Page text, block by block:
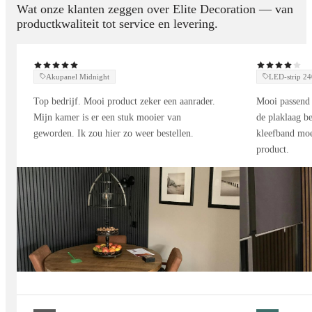
Badkamer:creëer een spa-achtige sfeer met warme
Keuken:als spatwand voor een elegante afwerking die
makkelijk schoon te maken is
Woonkamer of hal:accentmuur met een opvallend
mozaïekpatroon en natuurlijke charme
Slaapkamer:decoratieve wand die rust en warmte toevoegt aan
Dit wandpaneel marmerlook geeft elk interieur een unieke mix
van modern design en natuurlijke elegantie.
Beschikbare afmetingen
Wat onze klanten zeggen over Elite Decoration — van
productkwaliteit tot service en levering.
Akupanel Midnight
Top bedrijf. Mooi product zeker een aanrader.
Mijn kamer is er een stuk mooier van
geworden. Ik zou hier zo weer bestellen.
LED-strip
Mooi
de plaklaag
kleefband
product.